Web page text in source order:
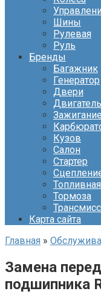
Шины
Рулевая
Руль
Бренды
Багажник
Генератор
Двери
Двигатель
Зажигание
Кузов
Салон
Стартер
Тормоза
Карта сайта
Главная »
Замена
подшипника